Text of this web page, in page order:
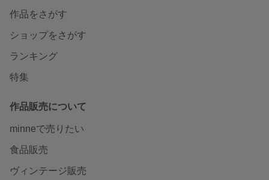
作品をさがす
ショップをさがす
ランキング
特集
作品販売について
minneで売りたい
食品販売
ヴィンテージ販売